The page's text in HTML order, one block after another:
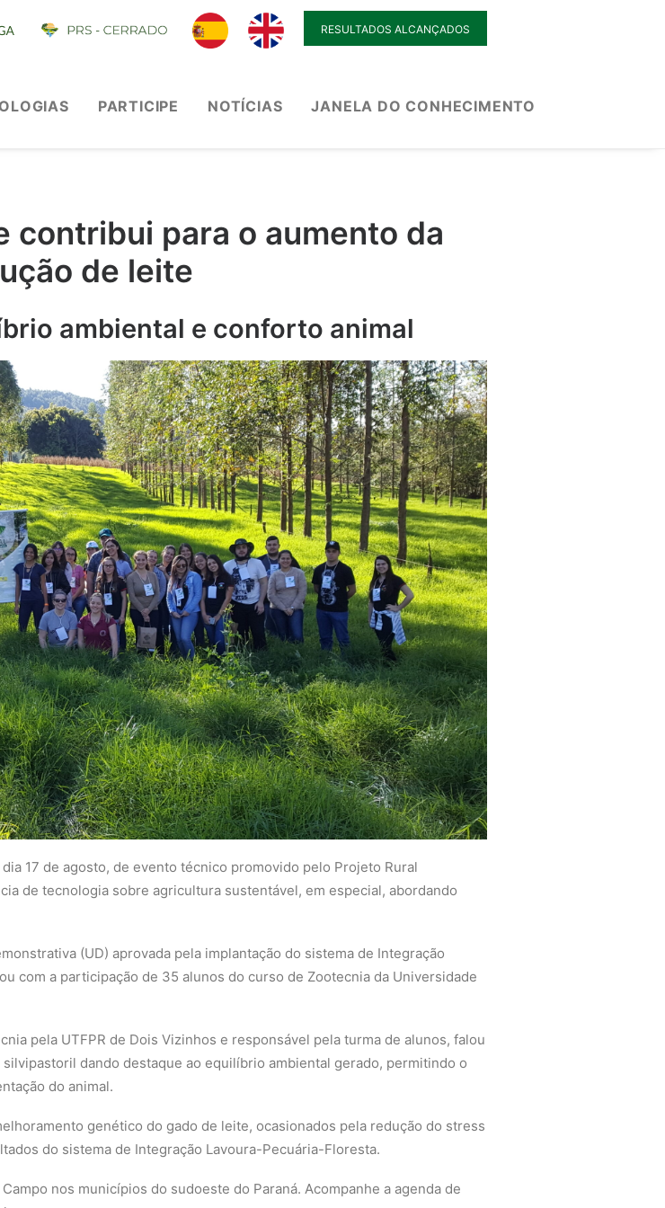
RESULTADOS ALCANÇADOS
PARTICIPE NOTÍCIAS JANELA DO CONHECIMENTO
contribui para o aumento da
de leite
ambiental e conforto animal
17 de agosto, de evento técnico promovido pelo Projeto Rural
de tecnologia sobre agricultura sustentável, em especial, abordando
(UD) aprovada pela implantação do sistema de Integração
com a participação de 35 alunos do curso de Zootecnia da Universidade
pela UTFPR de Dois Vizinhos e responsável pela turma de alunos, falou
dando destaque ao equilíbrio ambiental gerado, permitindo o
do animal.
genético do gado de leite, ocasionados pela redução do stress
do sistema de Integração Lavoura-Pecuária-Floresta.
nos municípios do sudoeste do Paraná. Acompanhe a agenda de